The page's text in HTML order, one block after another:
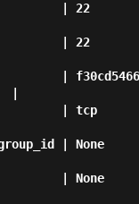
| 22
| 22
|
|
| tcp
| None
| None